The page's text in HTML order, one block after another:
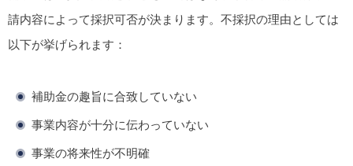
請内容によって採択可否が決まります。不採択の理由としては
以下が挙げられます：
補助金の趣旨に合致していない
事業内容が十分に伝わっていない
事業の将来性が不明確